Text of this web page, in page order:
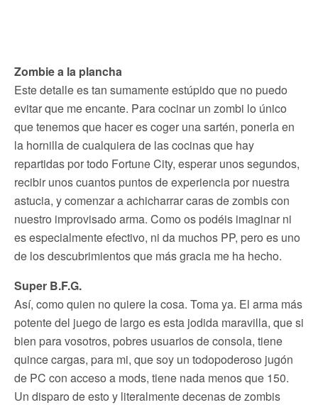
Zombie a la plancha
Este detalle es tan sumamente estúpido que no puedo
evitar que me encante. Para cocinar un zombi lo único
que tenemos que hacer es coger una sartén, ponerla en
la hornilla de cualquiera de las cocinas que hay
repartidas por todo Fortune City, esperar unos segundos,
recibir unos cuantos puntos de experiencia por nuestra
astucia, y comenzar a achicharrar caras de zombis con
nuestro improvisado arma. Como os podéis imaginar ni
es especialmente efectivo, ni da muchos PP, pero es uno
de los descubrimientos que más gracia me ha hecho.
Super B.F.G.
Así, como quien no quiere la cosa. Toma ya. El arma más
potente del juego de largo es esta jodida maravilla, que si
bien para vosotros, pobres usuarios de consola, tiene
quince cargas, para mi, que soy un todopoderoso jugón
de PC con acceso a mods, tiene nada menos que 150.
Un disparo de esto y literalmente decenas de zombis